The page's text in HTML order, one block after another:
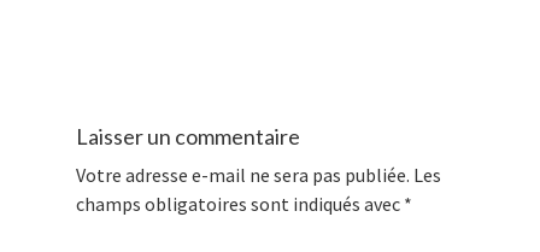
Laisser un commentaire
Votre adresse e-mail ne sera pas publiée. Les
champs obligatoires sont indiqués avec *